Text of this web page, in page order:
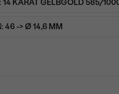
14 KARAT GELBGOLD 585/
46 -> Ø 14,6 MM